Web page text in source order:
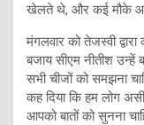
खेलते थे, और कई मौके
मंगलवार को तेजस्वी
बजाय सीएम नीतीश उन्हें
सभी चीजों को समझना
कह दिया कि हम लोग
आपको बातों को सुनना